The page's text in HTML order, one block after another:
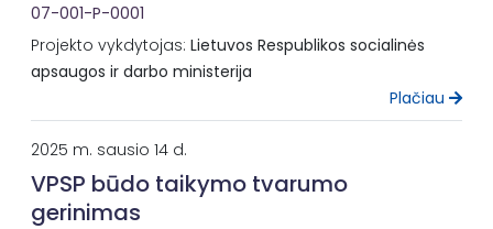
07-001-P-0001
Projekto vykdytojas: Lietuvos Respublikos socialinės
apsaugos ir darbo ministerija
Plačiau
2025 m. sausio 14 d.
VPSP būdo taikymo tvarumo
gerinimas